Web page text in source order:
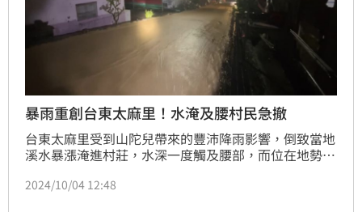
暴雨重創台東太麻里！水淹及腰村民急撤
台東太麻里受到山陀兒帶來的豐沛降雨影響，倒致當地
溪水暴漲淹進村莊，水深一度觸及腰部，而位在地勢較
心避難，暫時脫離險境，而當地民眾也表示，住在這邊
2024/10/04 12:48